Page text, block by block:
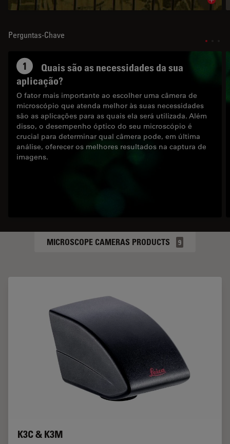
Perguntas-Chave
1
Quais são as necessidades da sua
aplicação?
O fator mais importante ao escolher uma câmera de
microscópio que atenda melhor às suas necessidades
são as aplicações para as quais ela será utilizada. Além
disso, o desempenho óptico do seu microscópio é
crucial para determinar qual câmera pode, em última
análise, oferecer os melhores resultados na captura de
imagens.
MICROSCOPE CAMERAS PRODUCTS 9
K3C & K3M